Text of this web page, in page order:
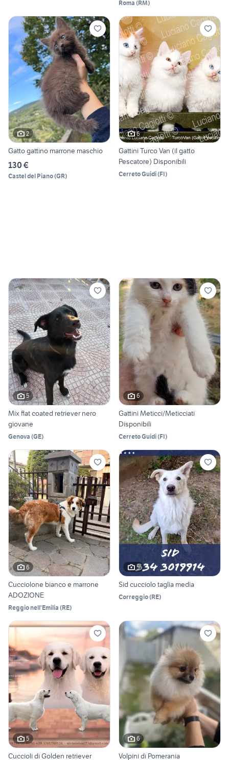
Roma (RM)
2
Gatto gattino marrone maschio
130 €
Castel del Piano(GR)
6
Gattini Turco Van (il gatto
Pescatore) Disponibili
Cerreto Guidi(FI)
5
Mix flat coated retriever nero
giovane
Genova (GE)
6
Gattini Meticci/Meticciati
Disponibili
Cerreto Guidi(FI)
6
Cucciolone bianco e marrone
ADOZIONE
Reggio nell'Emilia (RE)
5
Sid cucciolo taglia media
Correggio(RE)
5
Cuccioli di Golden retriever
6
Volpini di Pomerania